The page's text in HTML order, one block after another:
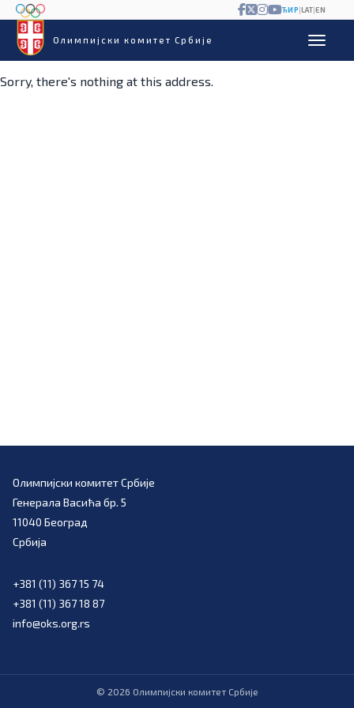
Олимпијски комитет Србије
ЋИР|LAT|EN
Sorry, there's nothing at this address.
Олимпијски комитет Србије
Генерала Васића бр. 5
11040 Београд
Србија
+381 (11) 367 15 74
+381 (11) 367 18 87
info@oks.org.rs
© 2026 Олимпијски комитет Србије